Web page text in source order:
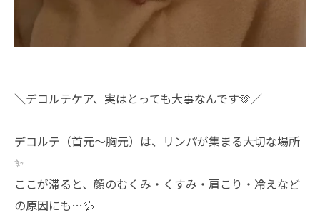
＼デコルテケア、実はとっても大事なんです🫶／
デコルテ（首元〜胸元）は、リンパが集まる大切な場所
✨
ここが滞ると、顔のむくみ・くすみ・肩こり・冷えなど
の原因にも…💦